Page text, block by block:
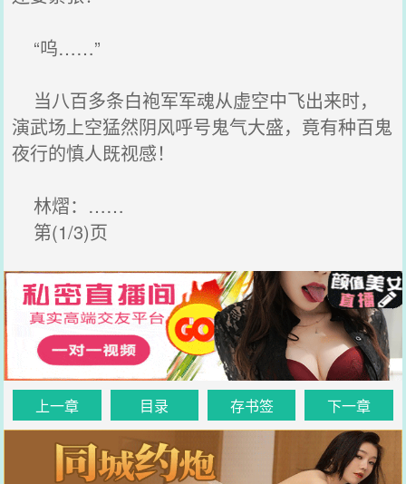
“呜……”
当八百多条白袍军军魂从虚空中飞出来时，
演武场上空猛然阴风呼号鬼气大盛，竟有种百鬼
夜行的慎人既视感！
林熠：……
第(1/3)页
上一章 目录 存书签 下一章